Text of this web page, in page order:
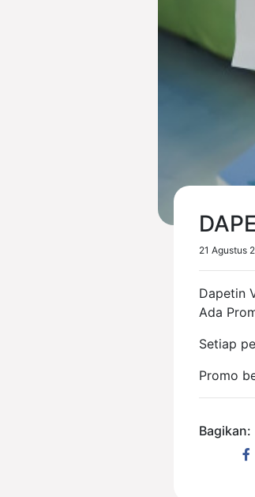
21 Agustus
Dapetin
Ada
Setiap
Promo
Bagikan: